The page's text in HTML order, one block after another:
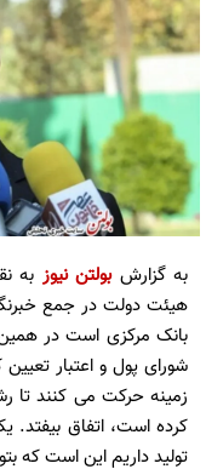
به گزارشبولتن نیوز به
هیئت دولت در جمع
بانک مرکزی است در همین
شورای پول و اعتبار
زمینه حرکت می کنند تا
کرده است، اتفاق بیفتد.
تولید داریم این است که